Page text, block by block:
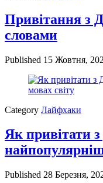
Привітання з
словами
Published 15 Жовтня,
Category Лайфхаки
Як привітати
Published 28 Березня,